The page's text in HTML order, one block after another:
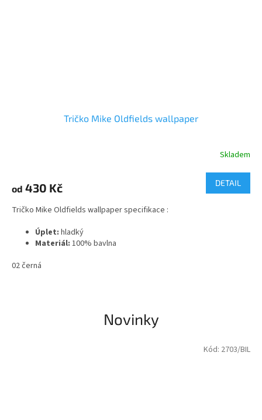
Tričko Mike Oldfields wallpaper
je
z
hvězdiček.
Skladem
od 430 Kč DETAIL
Tričko Mike Oldfields wallpaper specifikace :
Úplet: hladký
Materiál: 100% bavlna
02 černá
Novinky
Kód: 2703/BIL